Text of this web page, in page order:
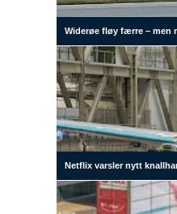
Widerøe fløy færre – men
Netflix varsler nytt